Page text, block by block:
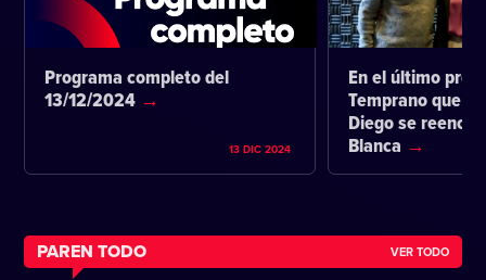
Programa completo del
13/12/2024
13 DIC 2024
En el último
Temprano que
Diego se
Blanca
PAREN TODO VER TODO